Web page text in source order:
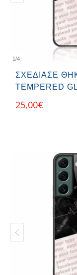
1/4
ΣΧΕΔΊΑΣΕ
TEMPERED
25,00€